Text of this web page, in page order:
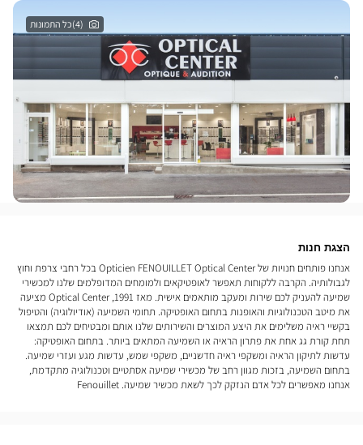
(4)כל התמונות
הצגת חנות
אנחנו פותחים חנויות של Opticien FENOUILLET Optical Center בכל רחבי צרפת וחוץ
לגבולותיה. הקרבה ללקוחות תאפשר לאופטיקאים ולמומחים המדופלמים שלנו למכשירי
שמיעה להעניק לכם שירות ומעקב מותאמים אישית. מאז 1991, Optical Center מציעה
את מיטב הטכנולוגיות והאופנות בתחום האופטיקה. תחומי השמיעה (אודיולוגיה) והטיפול
בקשיי ראיה משלימים את היצע המוצרים והשירותים שלנו אותם ומבטיחים לכם תמצאו
תחת קורת גג אחת את פתרון הראיה או השמיעה המתאים ביותר. בתחום האופטיקה:
עדשות לתיקון הראיה ומשקפי ראיה חדשניים, משקפי שמש, עדשות מגע ועזרי שמיעה.
בתחום השמיעה, בזכות מגוון רחב של מכשירי שמיעה אסתטיים וטכנולוגיה מתקדמת,
אנחנו מאפשרים לכל אדם הנזקק לכך לשאת מכשיר שמיעה. Fenouillet